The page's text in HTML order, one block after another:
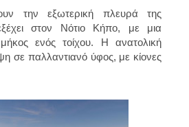
την εξωτερική πλευρά της
στον Νότιο Κήπο, με μια
μήκος ενός τοίχου. Η ανατολική
σε παλλαντιανό ύφος, με κίονες